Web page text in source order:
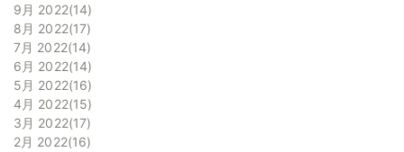
9月 2022 14
8月 2022 17
7月 2022 14
6月 2022 14
5月 2022 16
4月 2022 15
3月 2022 17
2月 2022 16